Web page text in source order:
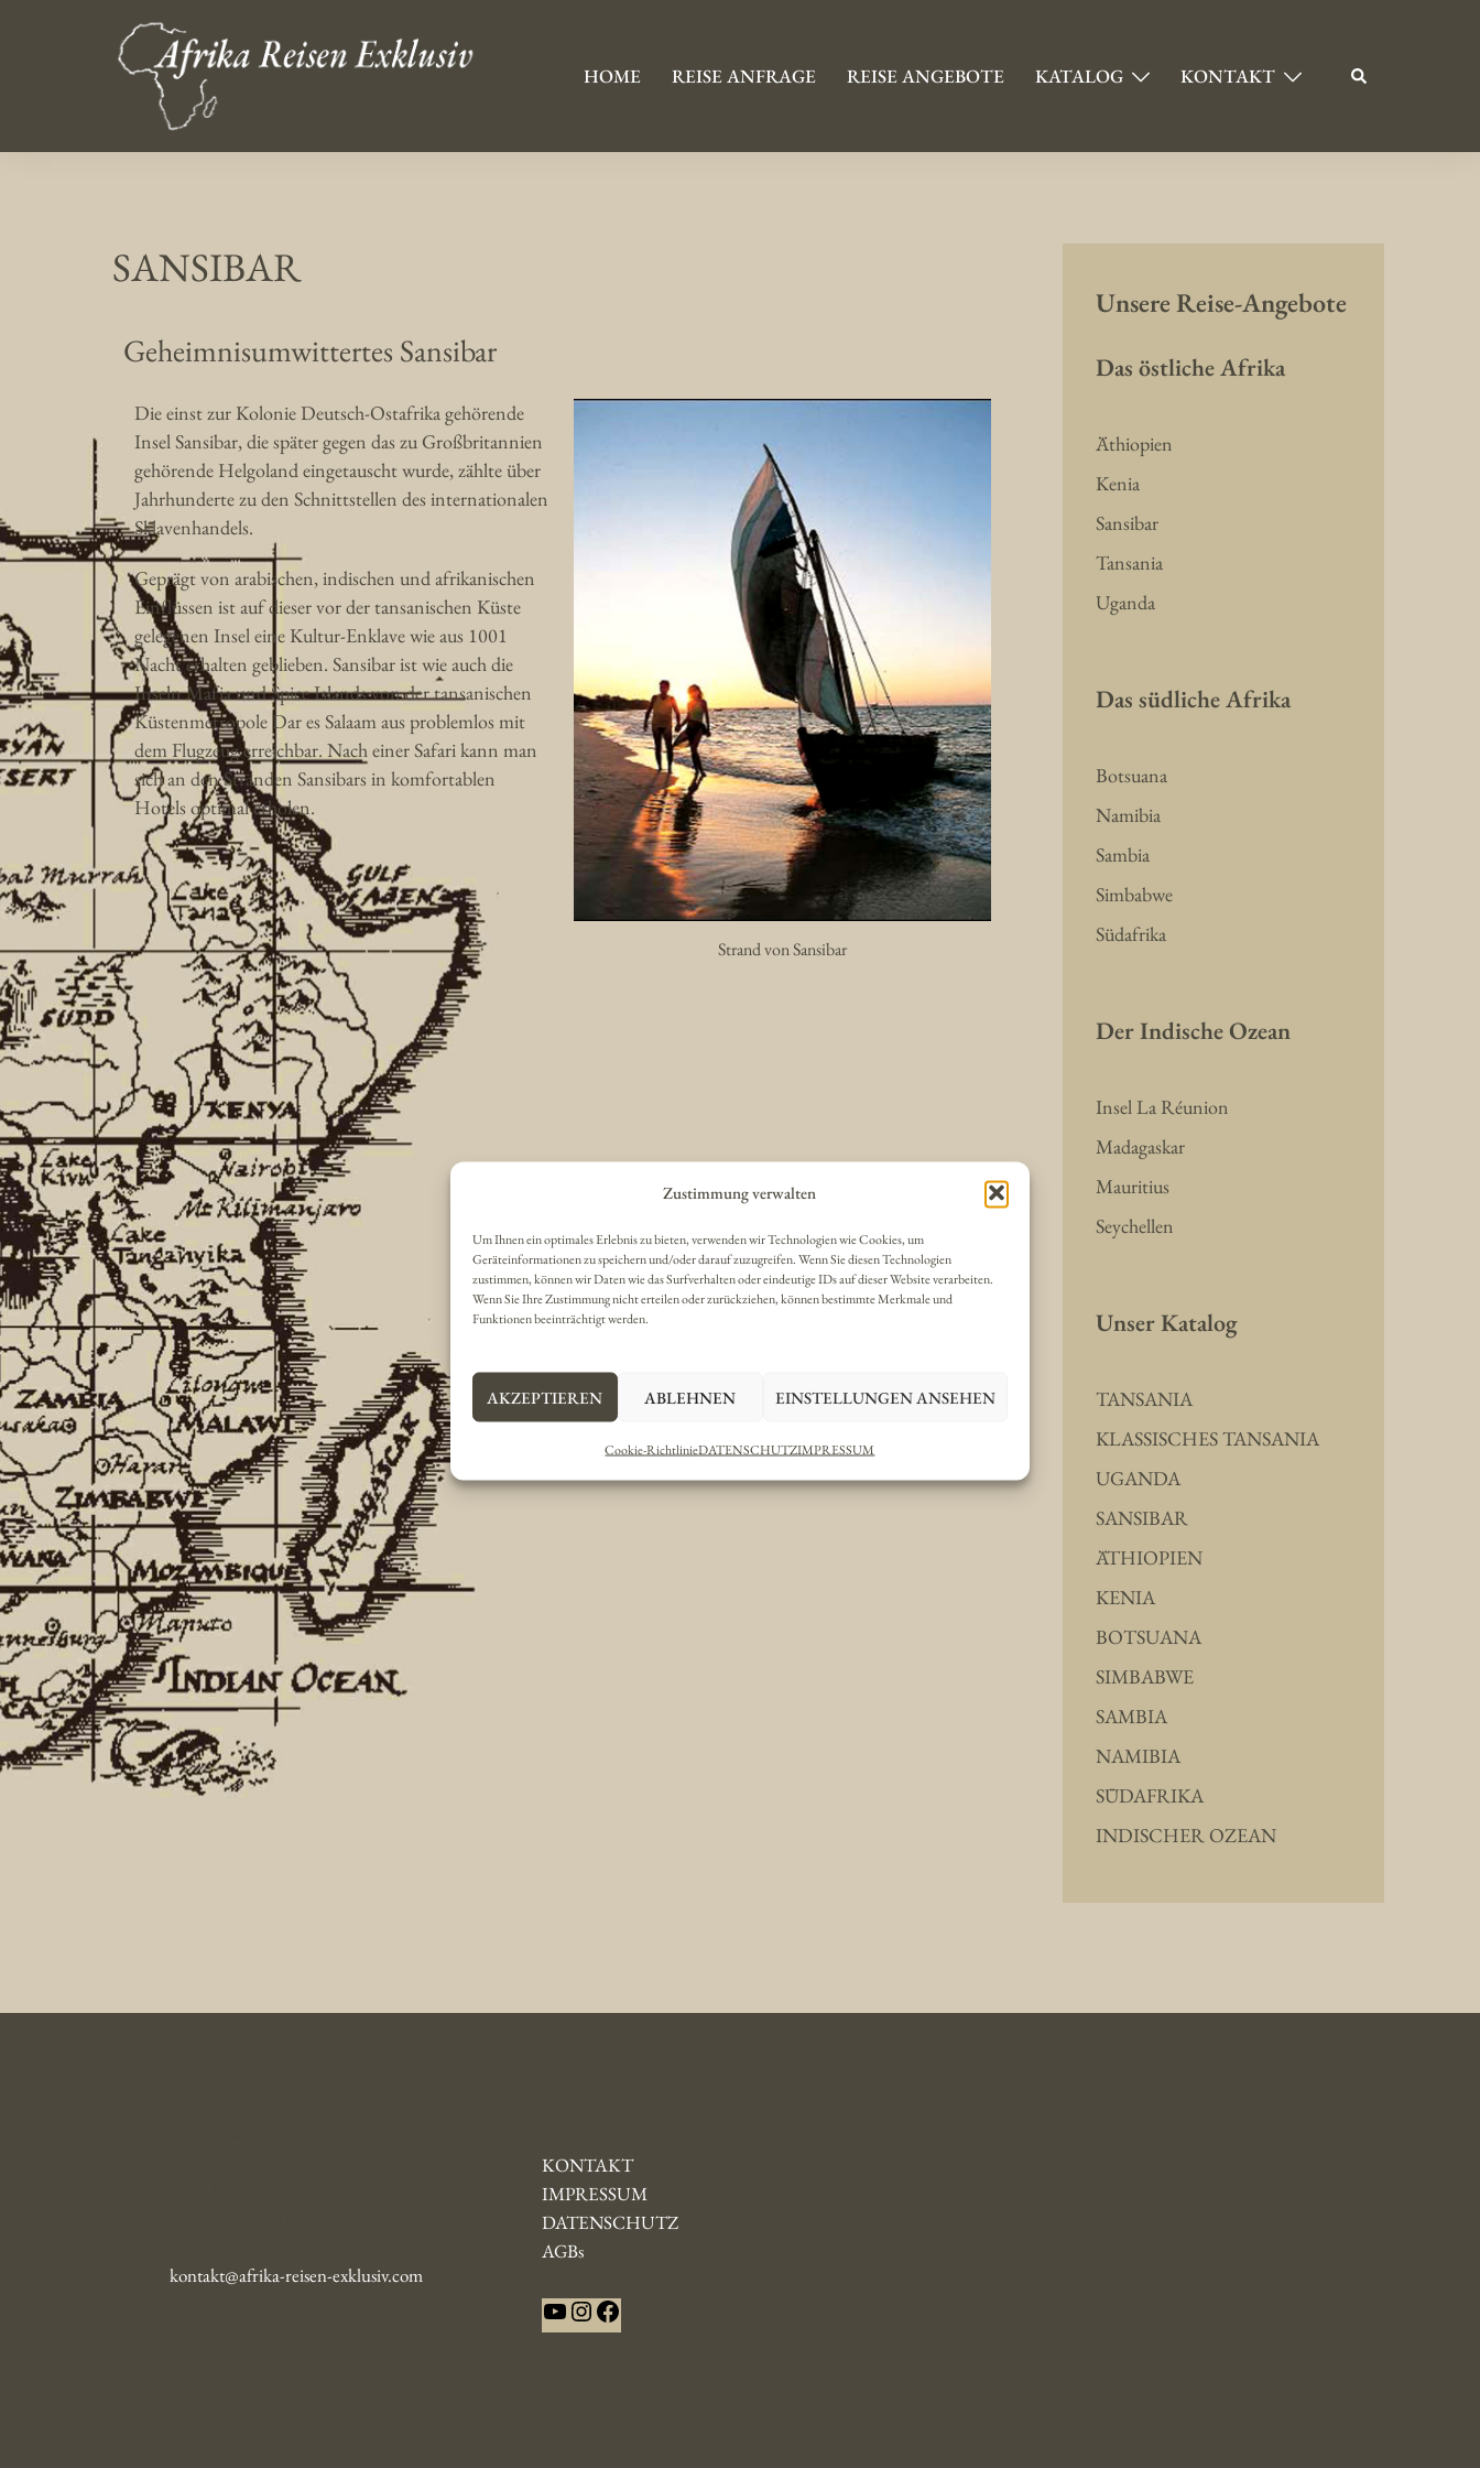
Zustimmung verwalten
Um Ihnen ein optimales Erlebnis zu bieten, verwenden wir Technologien wie Cookies, um
Geräteinformationen zu speichern und/oder darauf zuzugreifen. Wenn Sie diesen Technologien
zustimmen, können wir Daten wie das Surfverhalten oder eindeutige IDs auf dieser Website verarbeiten.
Wenn Sie Ihre Zustimmung nicht erteilen oder zurückziehen, können bestimmte Merkmale und
Funktionen beeinträchtigt werden.
AKZEPTIEREN ABLEHNEN EINSTELLUNGEN ANSEHEN
Cookie-RichtlinieDATENSCHUTZIMPRESSUM
HOME REISE ANFRAGE REISE ANGEBOTE KATALOG KONTAKT
SANSIBAR
Geheimnisumwittertes Sansibar
Die einst zur Kolonie Deutsch-Ostafrika gehörende
Insel Sansibar, die später gegen das zu Großbritannien
gehörende Helgoland eingetauscht wurde, zählte über
Jahrhunderte zu den Schnittstellen des internationalen
Sklavenhandels.
Geprägt von arabischen, indischen und afrikanischen
Einflüssen ist auf dieser vor der tansanischen Küste
gelegenen Insel eine Kultur-Enklave wie aus 1001
Nacht erhalten geblieben. Sansibar ist wie auch die
Inseln Mafia und Spice Islands von der tansanischen
Küstenmetropole Dar es Salaam aus problemlos mit
dem Flugzeug erreichbar. Nach einer Safari kann man
sich an den Stränden Sansibars in komfortablen
Hotels optimal erholen.
Strand von Sansibar
Unsere Reise-Angebote
Das östliche Afrika
Äthiopien
Kenia
Sansibar
Tansania
Uganda
Das südliche Afrika
Botsuana
Namibia
Sambia
Simbabwe
Südafrika
Der Indische Ozean
Insel La Réunion
Madagaskar
Mauritius
Seychellen
Unser Katalog
TANSANIA
KLASSISCHES TANSANIA
UGANDA
SANSIBAR
ÄTHIOPIEN
KENIA
BOTSUANA
SIMBABWE
SAMBIA
NAMIBIA
SÜDAFRIKA
INDISCHER OZEAN
kontakt@afrika-reisen-exklusiv.com
KONTAKT
IMPRESSUM
DATENSCHUTZ
AGBs